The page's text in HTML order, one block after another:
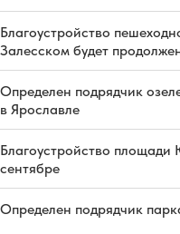
Благоустройство
Залесском будет
Определен подрядчик
в Ярославле
Благоустройство
сентябре
Определен подрядчик